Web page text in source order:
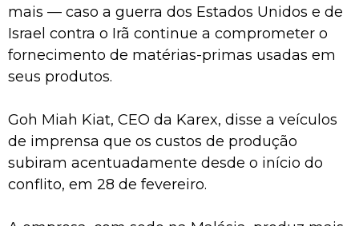
mais — caso a guerra dos Estados Unidos e de
Israel contra o Irã continue a comprometer o
fornecimento de matérias-primas usadas em
seus produtos.
Goh Miah Kiat, CEO da Karex, disse a veículos
de imprensa que os custos de produção
subiram acentuadamente desde o início do
conflito, em 28 de fevereiro.